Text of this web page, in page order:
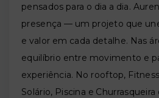
pensados para o dia a dia.
presença — um projeto que
e valor em cada detalhe. Nas
equilíbrio entre movimento e
experiência. No rooftop,
Solário, Piscina e